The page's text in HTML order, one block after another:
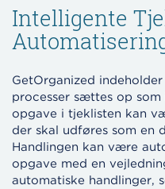
Intelligente
GetOrganized
processer sættes op
opgave i tjeklisten kan
der skal udføres som en
Handlingen kan være
opgave med en
automatiske handlinger,